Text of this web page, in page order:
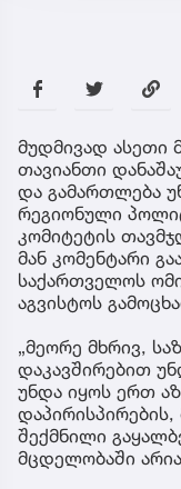
მუდმივად ასეთი
თავიანთი
და გამართლება
რეგიონული
კომიტეტის
მან კომენტარი
საქართველოს
აგვისტოს
„მეორე მხრივ,
დაკავშირებით
უნდა იყოს ერთ
შექმნილი
მცდელობაში